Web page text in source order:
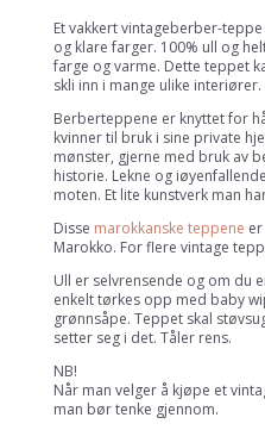
Et vakkert vintageberber-
og klare farger. 100% ull og
farge og varme. Dette teppet
skli inn i mange ulike
Berberteppene er knyttet for
kvinner til bruk i sine private
mønster, gjerne med bruk av
historie. Lekne og
moten. Et lite kunstverk man
Disse marokkanske teppene
Marokko. For flere vintage
Ull er selvrensende og om du
enkelt tørkes opp med baby
grønnsåpe. Teppet skal
setter seg i det. Tåler rens.
NB!
Når man velger å kjøpe et
man bør tenke gjennom.